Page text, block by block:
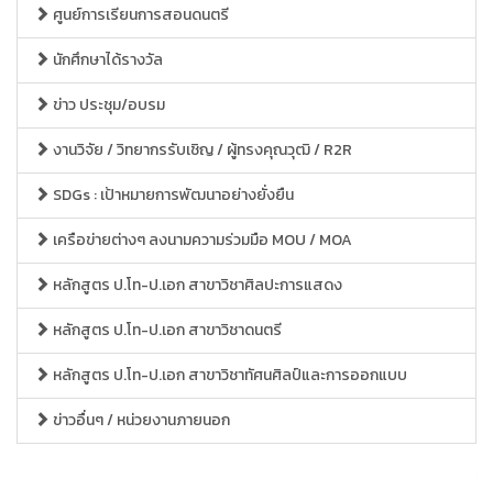
ศูนย์การเรียนการสอนดนตรี
นักศึกษาได้รางวัล
ข่าว ประชุม/อบรม
งานวิจัย / วิทยากรรับเชิญ / ผู้ทรงคุณวุฒิ / R2R
SDGs : เป้าหมายการพัฒนาอย่างยั่งยืน
เครือข่ายต่างๆ ลงนามความร่วมมือ MOU / MOA
หลักสูตร ป.โท-ป.เอก สาขาวิชาศิลปะการแสดง
หลักสูตร ป.โท-ป.เอก สาขาวิชาดนตรี
หลักสูตร ป.โท-ป.เอก สาขาวิชาทัศนศิลป์และการออกแบบ
ข่าวอื่นๆ / หน่วยงานภายนอก